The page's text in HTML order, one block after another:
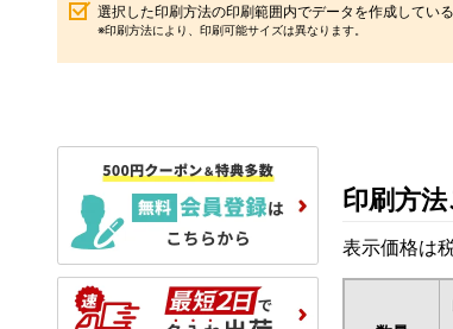
選択した印刷方法の印刷範囲内でデータを作成してい
※印刷方法により、印刷可能サイズは異なります。
印刷方
表示価格は